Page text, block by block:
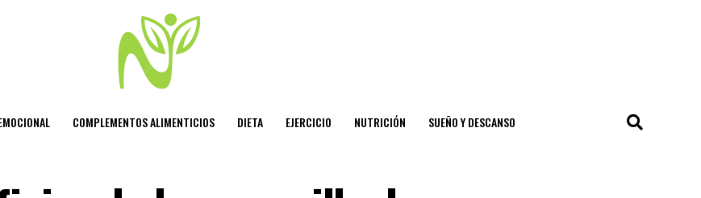
COMPLEMENTOS ALIMENTICIOS DIETA EJERCICIO NUTRICIÓN SUEÑO Y DESCANSO